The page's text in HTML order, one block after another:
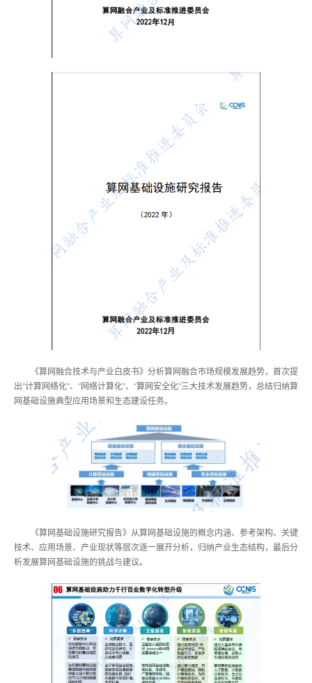
《算网融合技术与产业白皮书》分析算网融合市场规模发展趋势，首次提
出“计算网络化”、“网络计算化”、“算网安全化”三大技术发展趋势，总结归纳算
网基础设施典型应用场景和生态建设任务。
《算网基础设施研究报告》从算网基础设施的概念内涵、参考架构、关键
技术、应用场景、产业现状等层次逐一展开分析，归纳产业生态结构，最后分
析发展算网基础设施的挑战与建议。